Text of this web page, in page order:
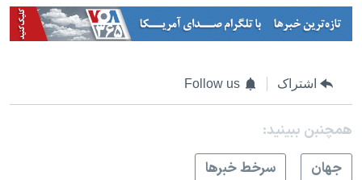
اشتراک Follow us
همچنبن ببینید:
جهان
سرخط خبرها